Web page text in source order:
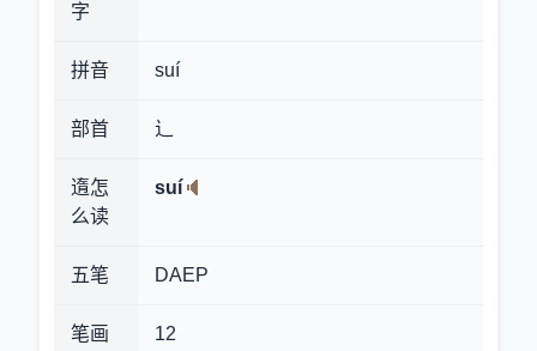
字
拼音 suí
部首 辶
遀怎
么读
suí
五笔 DAEP
笔画
12